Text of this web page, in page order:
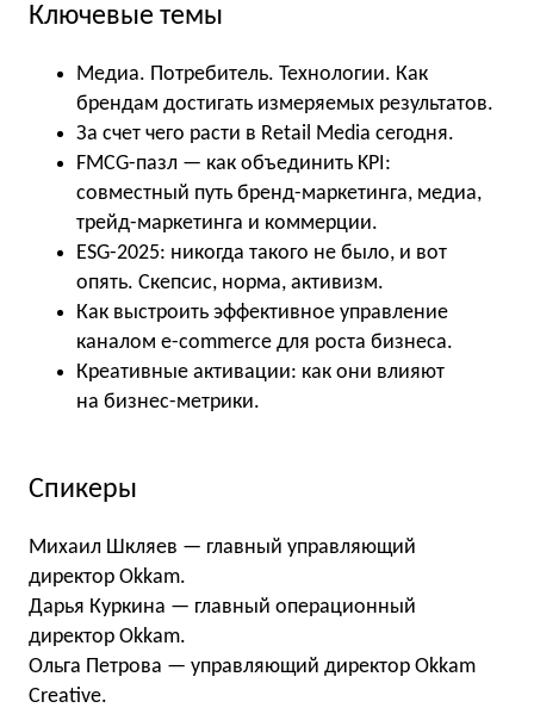
Ключевые темы
Медиа. Потребитель. Технологии. Как
брендам достигать измеряемых результатов.
За счет чего расти в Retail Media сегодня.
FMCG-пазл — как объединить KPI:
совместный путь бренд-маркетинга, медиа,
трейд-маркетинга и коммерции.
ESG-2025: никогда такого не было, и вот
опять. Скепсис, норма, активизм.
Как выстроить эффективное управление
каналом e-commerce для роста бизнеса.
Креативные активации: как они влияют
на бизнес-метрики.
Спикеры
Михаил Шкляев — главный управляющий
директор Okkam.
Дарья Куркина — главный операционный
директор Okkam.
Ольга Петрова — управляющий директор Okkam
Creative.